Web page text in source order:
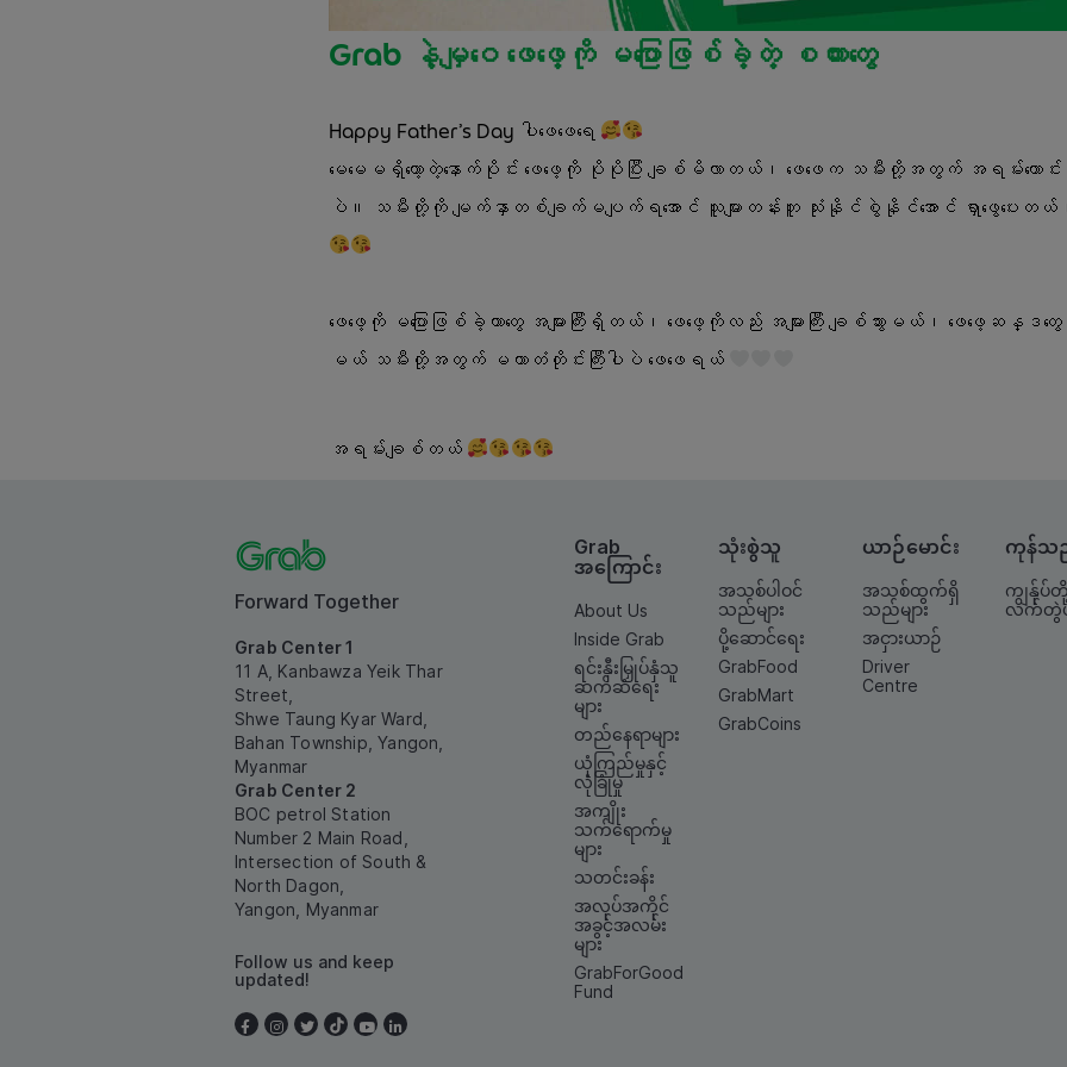
Grab နဲ့မျှဝေ ဖေဖေ့ကို မပြောဖြစ်ခဲ့တဲ့ စကားတွေ
Happy Father’s Day ပါဖေဖေရေ
မေမေမရှိတော့တဲ့နောက်ပိုင်း ‌ဖေဖေ့ကို ပိုပိုပြီး ချစ်မိလာတယ်၊ ဖေဖေက သမီးတို့အတွက် အရမ်းကောင်းမွန်သော အမျိုးသားတစ်ဦးပါ
ပဲ။ သမီးတို့ကို မျက်နှာတစ်ချက်မပျက်ရအောင် သူများတန်းတူ သုံးနိုင်စွဲနိုင်အောင် ရှာဖွေပေးတယ်၊ ကျွ
ဖေဖေ့ကို မပြောဖြစ်ခဲ့တာတွေ အများကြီးရှိတယ်၊ ဖေဖေ့ကိုလည်း အများကြီး ချစ်သွားမယ်၊ ဖေဖေ့ဆန္ဒတွေ
မယ် သမီးတို့အတွက် မဟာတံတိုင်းကြီးပါပဲ ဖေဖေရယ်
အရမ်းချစ်တယ်
Forward Together
Grab Center 1
11 A, Kanbawza Yeik Thar
Street,
Shwe Taung Kyar Ward,
Bahan Township, Yangon,
Myanmar
Grab Center 2
BOC petrol Station
Number 2 Main Road,
Intersection of South &
North Dagon,
Yangon, Myanmar
Follow us and keep
updated!
Grab
အကြောင်း
About Us
Inside Grab
ရင်းနှီးမြှုပ်နှံသူ
ဆက်ဆံရေး
များ
တည်နေရာများ
ယုံကြည်မှုနှင့်
လုံခြုံမှု
အကျိုး
သက်ရောက်မှု
များ
သတင်းခန်း
အလုပ်အကိုင်
အခွင့်အလမ်း
များ
GrabForGood
Fund
သုံးစွဲသူ
အသစ်ပါဝင်
သည်များ
ပို့ဆောင်ရေး
GrabFood
GrabMart
GrabCoins
ယာဉ်မောင်း
အသစ်ထွက်ရှိ
သည်များ
အငှားယာဉ်
Driver
Centre
ကုန်သ
ကျွန်ုပ်
လက်တွဲပ